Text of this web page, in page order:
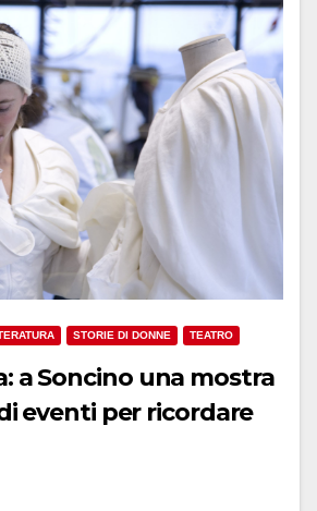
STORIE DI DONNE TEATRO
a Soncino una mostra
eventi per ricordare